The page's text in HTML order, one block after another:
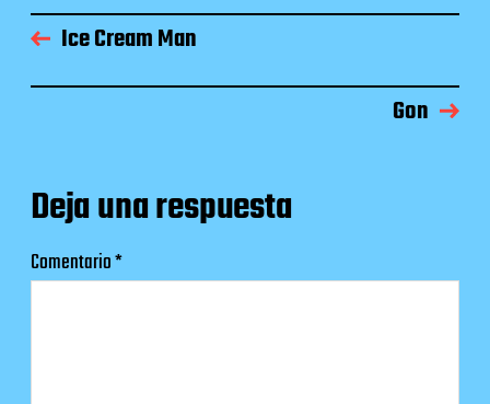
Ice Cream Man
Gon
Deja una respuesta
Comentario*